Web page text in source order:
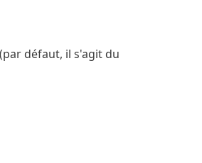
défaut, il s'agit du